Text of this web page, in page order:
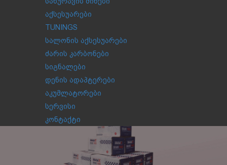
აქსესუარები
TUNINGS
სალონის აქსესუარები
ძარის კარბონები
სიგნალები
დენის ადაპტერები
აკუმლატორები
სერვისი
კონტაქტი